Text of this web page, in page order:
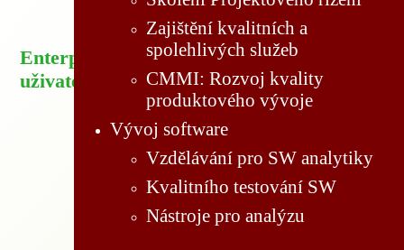
Zajištění kvalitních a
spolehlivých služeb
CMMI: Rozvoj kvality
produktového vývoje
Vývoj software
Vzdělávání pro SW analytiky
Kvalitního testování SW
Nástroje pro analýzu
Enterprise Architect pro pokročilé (rutinní)
uživatele